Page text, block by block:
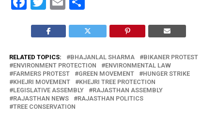
RELATED TOPICS: BHAJANLAL SHARMA
BIKANER PROTEST
ENVIRONMENT PROTECTION
ENVIRONMENTAL LAW
FARMERS PROTEST
GREEN MOVEMENT
HUNGER STRIKE
KHEJRI MOVEMENT
KHEJRI TREE PROTECTION
LEGISLATIVE ASSEMBLY
RAJASTHAN ASSEMBLY
RAJASTHAN NEWS
RAJASTHAN POLITICS
TREE CONSERVATION